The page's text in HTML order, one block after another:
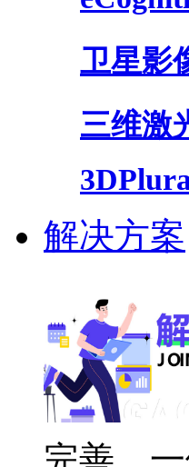
卫星影
三维激
解决方案